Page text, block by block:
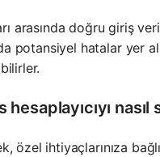
arasında doğru giriş
potansiyel hatalar yer
nasıl
özel ihtiyaçlarınıza